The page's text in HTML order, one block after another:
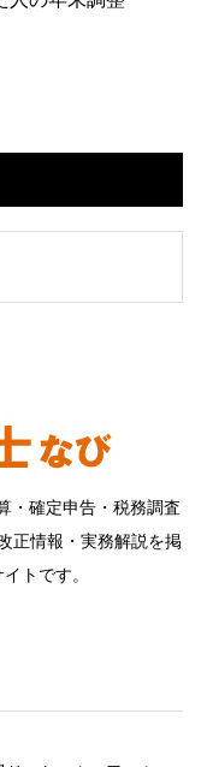
・確定申告・税務調査
正情報・実務解説を掲
トです。